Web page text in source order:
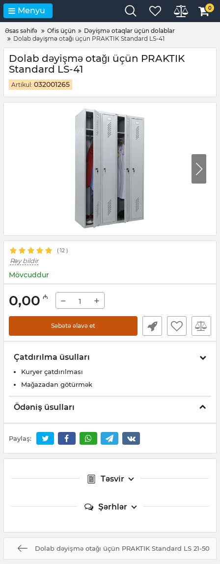
Menyu 0
Əsas səhifə Ofis üçün
Dəyişmə otaqlar üçün dolablar
Dolab dəyişmə otağı üçün PRAKTIK Standard LS-41
Dolab dəyişmə otağı üçün PRAKTIK
Standard LS-41
Artikul: 032001265
( 12 )
Rəy bildir
Mövcuddur
0,00 ₼ − +
Səbətə əlavə et
Çatdırılma üsulları
Kuryer çatdırılması
Mağazadan götürmək
Ödəniş üsulları
Paylaş:
Təsvir
Şərhlər
Dolab dəyişmə otağı üçün PRAKTIK Standard LS 21-50